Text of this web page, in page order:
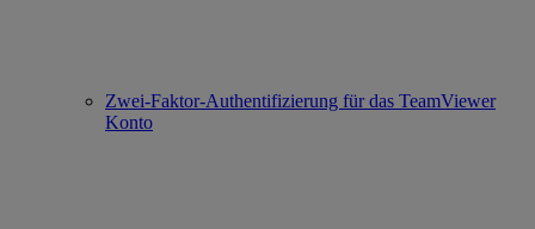
Zwei-Faktor-Authentifizierung für das TeamViewer
Konto